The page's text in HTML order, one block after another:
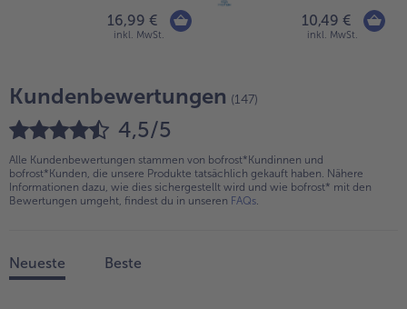
16,99 €
inkl. MwSt.
10,49 €
inkl. MwSt.
Kundenbewertungen (147)
4,5/5
Alle Kundenbewertungen stammen von bofrost*Kundinnen und
bofrost*Kunden, die unsere Produkte tatsächlich gekauft haben. Nähere
Informationen dazu, wie dies sichergestellt wird und wie bofrost* mit den
Bewertungen umgeht, findest du in unseren FAQs.
Neueste Beste